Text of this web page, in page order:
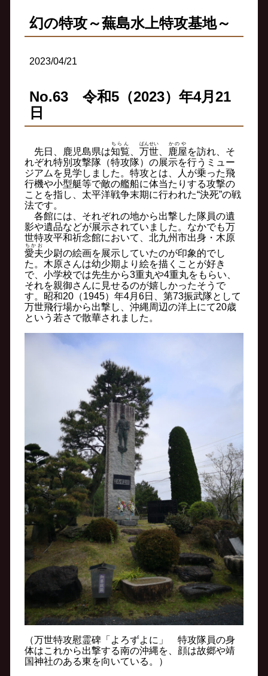
幻の特攻～蕪島水上特攻基地～
2023/04/21
No.63 令和5（2023）年4月21
日
先日、鹿児島県は知覧
ちらん
万世
ばんせい
、 鹿屋
かのや
を訪れ、そ
れぞれ特別攻撃隊（特攻隊）の展示を行うミュー
ジアムを見学しました。特攻とは、人が乗った飛
行機や小型艇等で敵の艦船に体当たりする攻撃の
ことを指し、太平洋戦争末期に行われた“決死”の戦
法です。
各館には、それぞれの地から出撃した隊員の遺
影や遺品などが展示されていました。なかでも万
世特攻平和祈念館において、北九州市出身・木原
愛夫
ちかお
少尉の絵画を展示していたのが印象的でし
た。木原さんは幼少期より絵を描くことが好き
で、小学校では先生から3重丸や4重丸をもらい、
それを親御さんに見せるのが嬉しかったそうで
す。昭和20（1945）年4月6日、第73振武隊として
万世飛行場から出撃し、沖縄周辺の洋上にて20歳
という若さで散華されました。
（万世特攻慰霊碑「よろずよに」 特攻隊員の身
体はこれから出撃する南の沖縄を、顔は故郷や靖
国神社のある東を向いている。）